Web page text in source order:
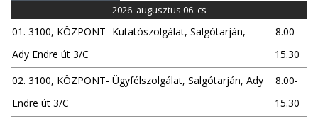
2026. augusztus 06. cs
01. 3100, KÖZPONT- Kutatószolgálat, Salgótarján,
Ady Endre út 3/C
8.00-
15.30
02. 3100, KÖZPONT- Ügyfélszolgálat, Salgótarján, Ady
Endre út 3/C
8.00-
15.30